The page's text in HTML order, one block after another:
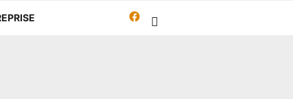
Travailleur-